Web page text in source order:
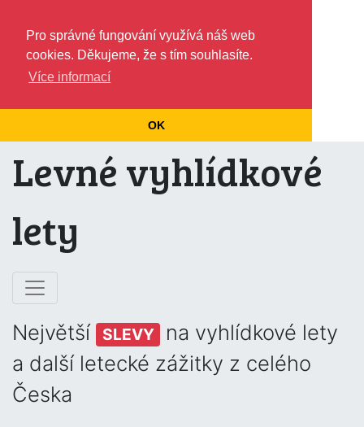
Pro správné fungování využívá náš web
cookies. Děkujeme, že s tím souhlasíte.
Více informací
OK
Levné vyhlídkové
lety
Největší SLEVY
na vyhlídkové lety
a další letecké zážitky z celého
Česka